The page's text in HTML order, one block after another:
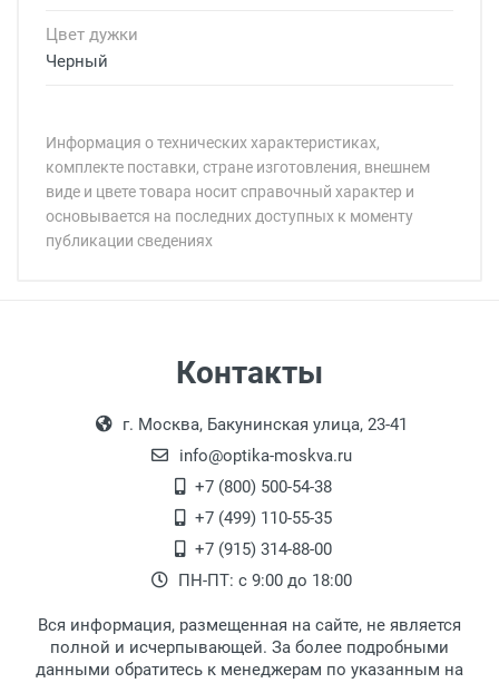
Цвет дужки
Черный
Информация о технических характеристиках,
комплекте поставки, стране изготовления, внешнем
виде и цвете товара носит справочный характер и
основывается на последних доступных к моменту
публикации сведениях
Ширина линзы:
Ширина мостика:
Материал линзы:
Материал оправы:
Материал дужки:
Оплата товара производится
наличными непосредственно на пункте
выдачи товара.
Перечисление средств на расчетный счет.
18:00, по субботам с 11:00 до 15:00, в
офисе по адресу: г. Москва,
Переведеновский переулок 17, корпус 1,
второй этаж, тел. +7 (499) 110-55-35.
После того, как заказ поступает в пункт
выдачи, наш менеджер связывается с
клиентом и оповещает о поступлении
товара.
Для получения товара при себе
обязательно иметь паспорт.
Контакты
г. Москва, Бакунинская улица, 23-41
info@optika-moskva.ru
+7 (800) 500-54-38
+7 (499) 110-55-35
+7 (915) 314-88-00
ПН-ПТ: с 9:00 до 18:00
Вся информация, размещенная на сайте, не является
полной и исчерпывающей. За более подробными
данными обратитесь к менеджерам по указанным на